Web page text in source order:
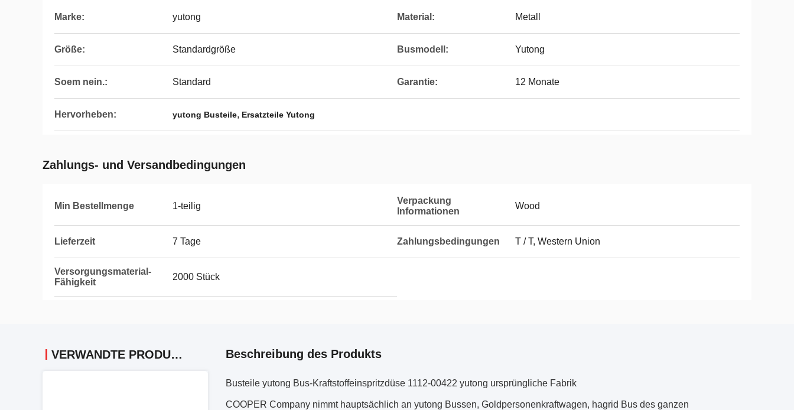
Marke: yutong Material: Metall
Größe: Standardgröße Busmodell: Yutong
Soem nein.: Standard Garantie: 12 Monate
Hervorheben: yutong Busteile, Ersatzteile Yutong
Zahlungs- und Versandbedingungen
Min Bestellmenge 1-teilig
Verpackung
Informationen
Wood
Lieferzeit 7 Tage Zahlungsbedingungen T / T, Western Union
Versorgungsmaterial-
Fähigkeit
2000 Stück
VERWANDTE PRODUKTE Beschreibung des Produkts
Busteile yutong Bus-Kraftstoffeinspritzdüse 1112-00422 yutong ursprüngliche Fabrik
COOPER Company nimmt hauptsächlich an yutong Bussen, Goldpersonenkraftwagen, hagrid Bus des ganzen